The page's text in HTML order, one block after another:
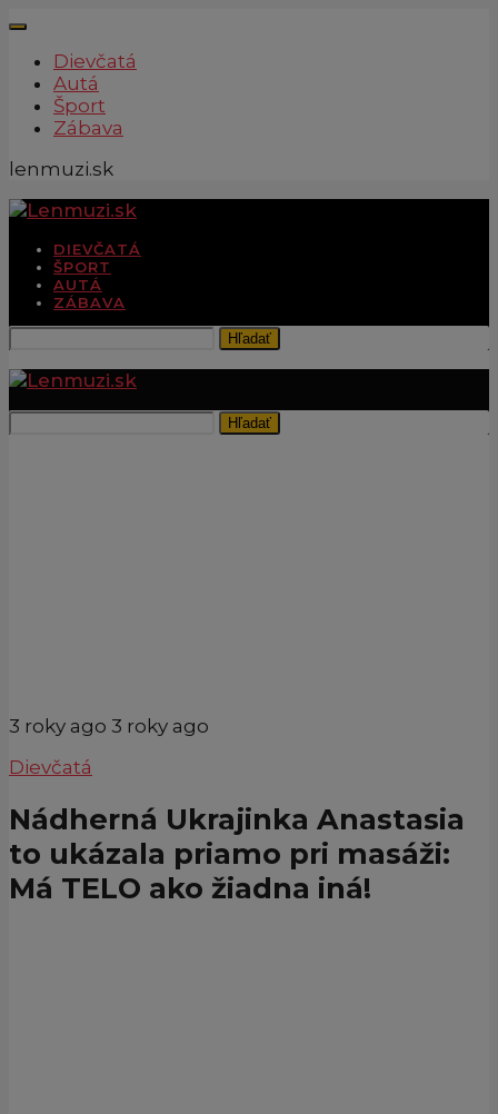
Dievčatá
Autá
Šport
Zábava
lenmuzi.sk
DIEVČATÁ
ŠPORT
AUTÁ
ZÁBAVA
Hľadať
Hľadať
3 roky ago 3 roky ago
Dievčatá
Nádherná Ukrajinka Anastasia
to ukázala priamo pri masáži:
Má TELO ako žiadna iná!